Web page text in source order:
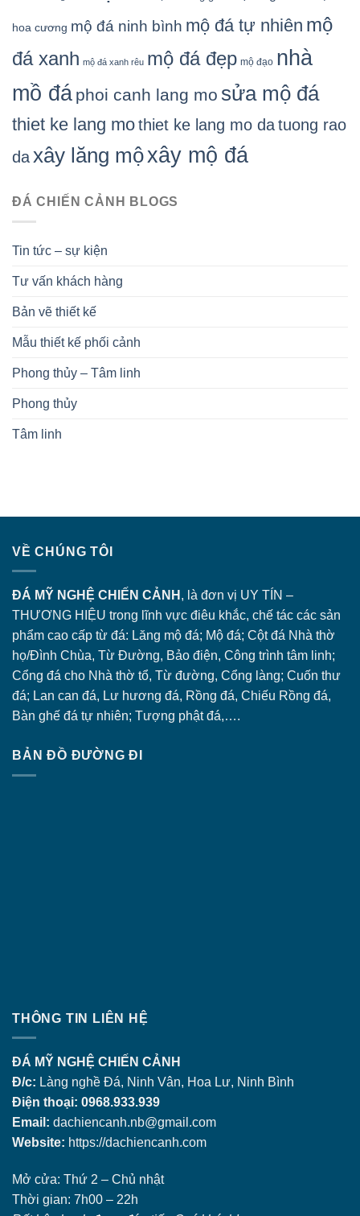
hoa cương mộ đá ninh bình mộ đá tự nhiên mộ
đá xanh mộ đá xanh rêu mộ đá đẹp mộ đạo nhà
mồ đá phoi canh lang mo sửa mộ đá
thiet ke lang mothiet ke lang mo datuong rao
daxây lăng mộxây mộ đá
ĐÁ CHIẾN CẢNH BLOGS
Tin tức – sự kiện
Tư vấn khách hàng
Bản vẽ thiết kế
Mẫu thiết kế phối cảnh
Phong thủy – Tâm linh
Phong thủy
Tâm linh
VỀ CHÚNG TÔI
ĐÁ MỸ NGHỆ CHIẾN CẢNH , là đơn vị UY TÍN –
THƯƠNG HIỆU trong lĩnh vực điêu khắc, chế tác các sản
phẩm cao cấp từ đá: Lăng mộ đá; Mộ đá; Cột đá Nhà thờ
họ/Đình Chùa, Từ Đường, Bảo điện, Công trình tâm linh;
Cổng đá cho Nhà thờ tổ, Từ đường, Cổng làng; Cuốn thư
đá; Lan can đá, Lư hương đá, Rồng đá, Chiếu Rồng đá,
Bàn ghế đá tự nhiên; Tượng phật đá,….
BẢN ĐỒ ĐƯỜNG ĐI
THÔNG TIN LIÊN HỆ
ĐÁ MỸ NGHỆ CHIẾN CẢNH
Đ/c: Làng nghề Đá, Ninh Vân, Hoa Lư, Ninh Bình
Điện thoại: 0968.933.939
Email: dachiencanh.nb@gmail.com
Website: https://dachiencanh.com
Mở cửa: Thứ 2 – Chủ nhật
Thời gian: 7h00 – 22h